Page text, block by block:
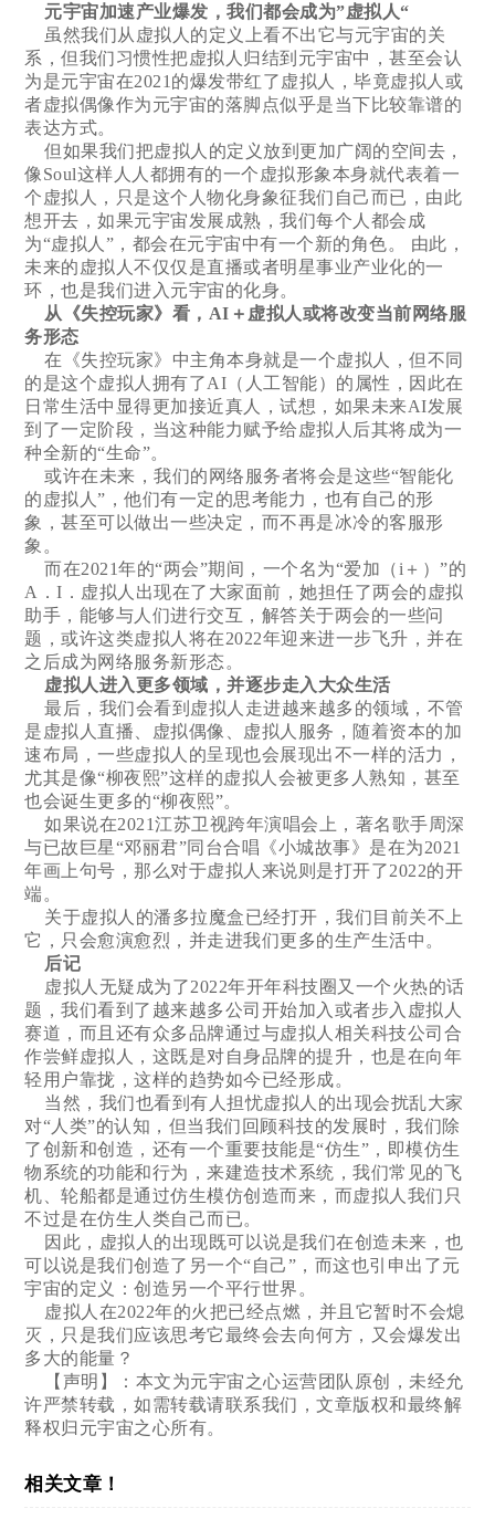
元宇宙加速产业爆发，我们都会成为”虚拟人“
虽然我们从虚拟人的定义上看不出它与元宇宙的关
系，但我们习惯性把虚拟人归结到元宇宙中，甚至会认
为是元宇宙在2021的爆发带红了虚拟人，毕竟虚拟人或
者虚拟偶像作为元宇宙的落脚点似乎是当下比较靠谱的
表达方式。
但如果我们把虚拟人的定义放到更加广阔的空间去，
像Soul这样人人都拥有的一个虚拟形象本身就代表着一
个虚拟人，只是这个人物化身象征我们自己而已，由此
想开去，如果元宇宙发展成熟，我们每个人都会成
为“虚拟人”，都会在元宇宙中有一个新的角色。 由此，
未来的虚拟人不仅仅是直播或者明星事业产业化的一
环，也是我们进入元宇宙的化身。
从《失控玩家》看，AI＋虚拟人或将改变当前网络服
务形态
在《失控玩家》中主角本身就是一个虚拟人，但不同
的是这个虚拟人拥有了AI（人工智能）的属性，因此在
日常生活中显得更加接近真人，试想，如果未来AI发展
到了一定阶段，当这种能力赋予给虚拟人后其将成为一
种全新的“生命”。
或许在未来，我们的网络服务者将会是这些“智能化
的虚拟人”，他们有一定的思考能力，也有自己的形
象，甚至可以做出一些决定，而不再是冰冷的客服形
象。
而在2021年的“两会”期间，一个名为“爱加（i＋）”的
A．I．虚拟人出现在了大家面前，她担任了两会的虚拟
助手，能够与人们进行交互，解答关于两会的一些问
题，或许这类虚拟人将在2022年迎来进一步飞升，并在
之后成为网络服务新形态。
虚拟人进入更多领域，并逐步走入大众生活
最后，我们会看到虚拟人走进越来越多的领域，不管
是虚拟人直播、虚拟偶像、虚拟人服务，随着资本的加
速布局，一些虚拟人的呈现也会展现出不一样的活力，
尤其是像“柳夜熙”这样的虚拟人会被更多人熟知，甚至
也会诞生更多的“柳夜熙”。
如果说在2021江苏卫视跨年演唱会上，著名歌手周深
与已故巨星“邓丽君”同台合唱《小城故事》是在为2021
年画上句号，那么对于虚拟人来说则是打开了2022的开
端。
关于虚拟人的潘多拉魔盒已经打开，我们目前关不上
它，只会愈演愈烈，并走进我们更多的生产生活中。
后记
虚拟人无疑成为了2022年开年科技圈又一个火热的话
题，我们看到了越来越多公司开始加入或者步入虚拟人
赛道，而且还有众多品牌通过与虚拟人相关科技公司合
作尝鲜虚拟人，这既是对自身品牌的提升，也是在向年
轻用户靠拢，这样的趋势如今已经形成。
当然，我们也看到有人担忧虚拟人的出现会扰乱大家
对“人类”的认知，但当我们回顾科技的发展时，我们除
了创新和创造，还有一个重要技能是“仿生”，即模仿生
物系统的功能和行为，来建造技术系统，我们常见的飞
机、轮船都是通过仿生模仿创造而来，而虚拟人我们只
不过是在仿生人类自己而已。
因此，虚拟人的出现既可以说是我们在创造未来，也
可以说是我们创造了另一个“自己”，而这也引申出了元
宇宙的定义：创造另一个平行世界。
虚拟人在2022年的火把已经点燃，并且它暂时不会熄
灭，只是我们应该思考它最终会去向何方，又会爆发出
多大的能量？
【声明】：本文为元宇宙之心运营团队原创，未经允
许严禁转载，如需转载请联系我们，文章版权和最终解
释权归元宇宙之心所有。
相关文章！